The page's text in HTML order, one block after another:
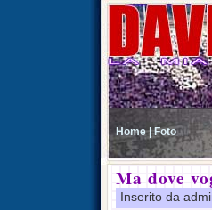
Home | Foto
Ma dove
Inserito da